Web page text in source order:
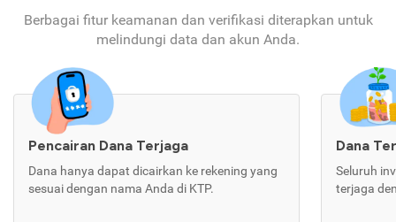
Berbagai fitur keamanan dan verifikasi diterapkan untuk
melindungi data dan akun Anda.
Pencairan Dana Terjaga
Dana hanya dapat dicairkan ke rekening yang
sesuai dengan nama Anda di KTP.
Dana
Seluruh
terjaga